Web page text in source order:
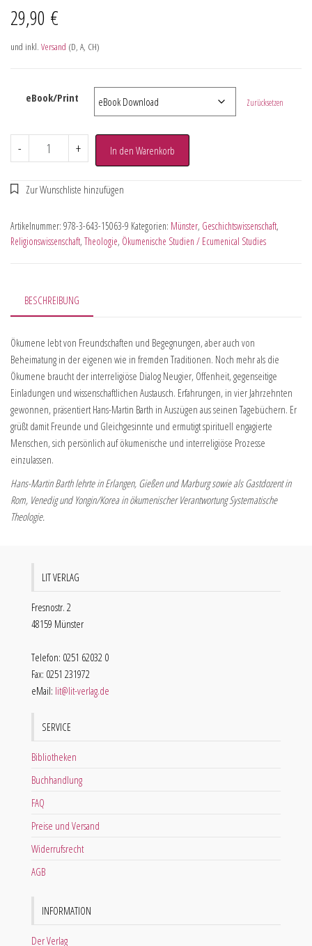
29,90 €
und inkl. Versand (D, A, CH)
eBook/Print Zurücksetzen
- + In den Warenkorb
Artikelnummer: 978-3-643-15063-9 Kategorien: Münster, Geschichtswissenschaft,
Religionswissenschaft, Theologie, Ökumenische Studien / Ecumenical Studies
BESCHREIBUNG
Ökumene lebt von Freundschaften und Begegnungen, aber auch von
Beheimatung in der eigenen wie in fremden Traditionen. Noch mehr als die
Ökumene braucht der interreligiöse Dialog Neugier, Offenheit, gegenseitige
Einladungen und wissenschaftlichen Austausch. Erfahrungen, in vier Jahrzehnten
gewonnen, präsentiert Hans-Martin Barth in Auszügen aus seinen Tagebüchern. Er
grüßt damit Freunde und Gleichgesinnte und ermutigt spirituell engagierte
Menschen, sich persönlich auf ökumenische und interreligiöse Prozesse
einzulassen.
Hans-Martin Barth lehrte in Erlangen, Gießen und Marburg sowie als Gastdozent in
Rom, Venedig und Yongin/Korea in ökumenischer Verantwortung Systematische
Theologie.
LIT VERLAG
Fresnostr. 2
48159 Münster
Telefon: 0251 62032 0
Fax: 0251 231972
eMail: lit@lit-verlag.de
SERVICE
Bibliotheken
Buchhandlung
FAQ
Preise und Versand
Widerrufsrecht
AGB
INFORMATION
Der Verlag